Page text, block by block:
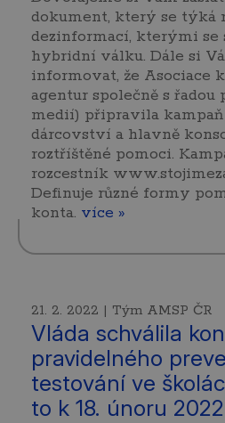
dokument, který se týká
dezinformací, kterými se
hybridní válku. Dále si
informovat, že Asociace
agentur společně s
medií) připravila
dárcovství a hlavně
roztříštěné pomoci.
rozcestník
Definuje různé formy
konta. více »
21. 2. 2022 | Tým AMSP ČR
Vláda schválila
pravidelného
testování ve
to k 18. únoru 2022